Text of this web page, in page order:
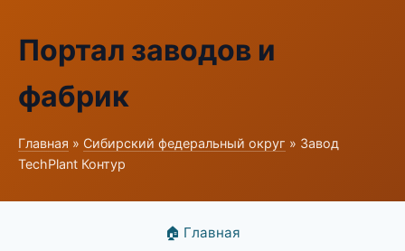
Портал заводов и
фабрик
Главная » Сибирский федеральный округ » Завод
TechPlant Контур
🏠 Главная